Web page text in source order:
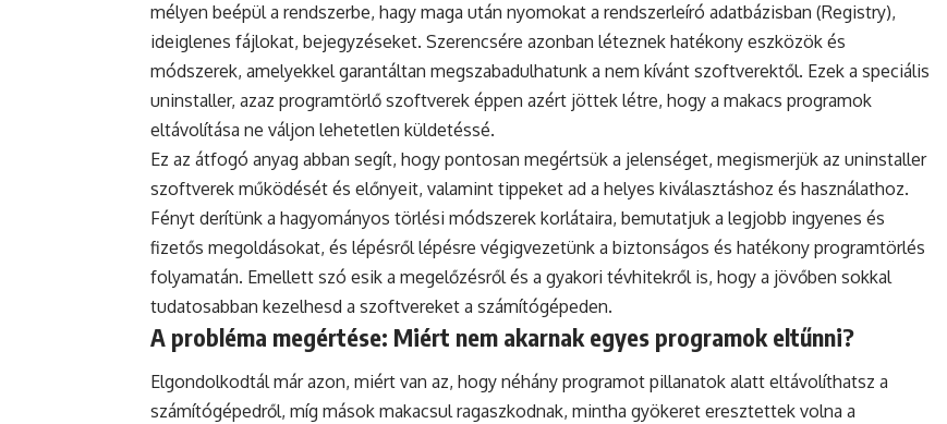
mélyen beépül a rendszerbe, hagy maga után nyomokat a rendszerleíró adatbázisban (Registry),
ideiglenes fájlokat, bejegyzéseket. Szerencsére azonban léteznek hatékony eszközök és
módszerek, amelyekkel garantáltan megszabadulhatunk a nem kívánt szoftverektől. Ezek a speciális
uninstaller, azaz programtörlő szoftverek éppen azért jöttek létre, hogy a makacs programok
eltávolítása ne váljon lehetetlen küldetéssé.
Ez az átfogó anyag abban segít, hogy pontosan megértsük a jelenséget, megismerjük az uninstaller
szoftverek működését és előnyeit, valamint tippeket ad a helyes kiválasztáshoz és használathoz.
Fényt derítünk a hagyományos törlési módszerek korlátaira, bemutatjuk a legjobb ingyenes és
fizetős megoldásokat, és lépésről lépésre végigvezetünk a biztonságos és hatékony programtörlés
folyamatán. Emellett szó esik a megelőzésről és a gyakori tévhitekről is, hogy a jövőben sokkal
tudatosabban kezelhesd a szoftvereket a számítógépeden.
A probléma megértése: Miért nem akarnak egyes programok eltűnni?
Elgondolkodtál már azon, miért van az, hogy néhány programot pillanatok alatt eltávolíthatsz a
számítógépedről, míg mások makacsul ragaszkodnak, mintha gyökeret eresztettek volna a